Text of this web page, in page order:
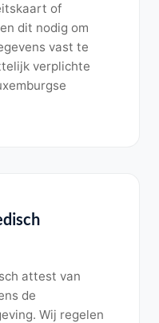
of
dit nodig om
vast te
verplichte
attest van
de
Wij regelen